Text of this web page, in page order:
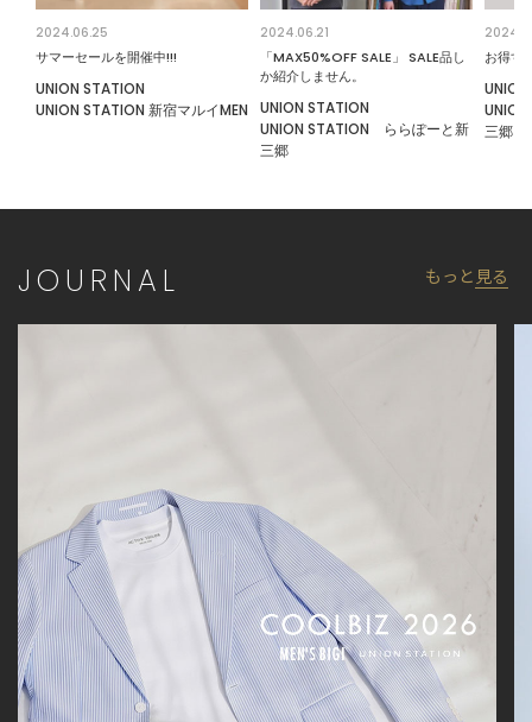
2024.06.25
サマーセールを開催中!!!
UNION STATION
UNION STATION 新宿マルイMEN
2024.06.21
「MAX50%OFF SALE」 SALE品し
か紹介しません。
UNION STATION
UNION STATION ららぽーと新
三郷
お得す
三郷
JOURNAL もっと 見る